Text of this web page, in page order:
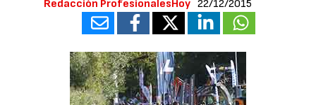
Redacción ProfesionalesHoy 22/12/2015